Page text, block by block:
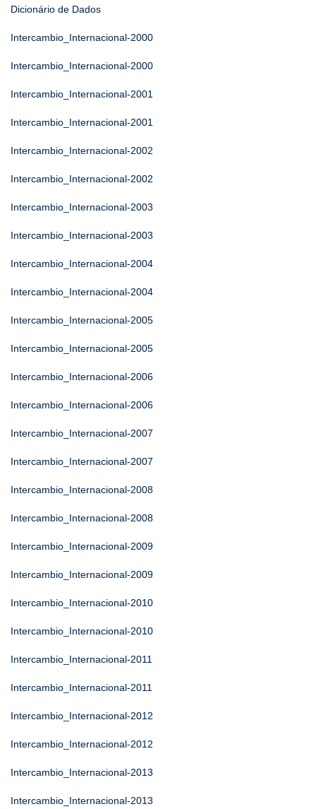
Dicionário de Dados
Intercambio_Internacional-2000
Intercambio_Internacional-2000
Intercambio_Internacional-2001
Intercambio_Internacional-2001
Intercambio_Internacional-2002
Intercambio_Internacional-2002
Intercambio_Internacional-2003
Intercambio_Internacional-2003
Intercambio_Internacional-2004
Intercambio_Internacional-2004
Intercambio_Internacional-2005
Intercambio_Internacional-2005
Intercambio_Internacional-2006
Intercambio_Internacional-2006
Intercambio_Internacional-2007
Intercambio_Internacional-2007
Intercambio_Internacional-2008
Intercambio_Internacional-2008
Intercambio_Internacional-2009
Intercambio_Internacional-2009
Intercambio_Internacional-2010
Intercambio_Internacional-2010
Intercambio_Internacional-2011
Intercambio_Internacional-2011
Intercambio_Internacional-2012
Intercambio_Internacional-2012
Intercambio_Internacional-2013
Intercambio_Internacional-2013